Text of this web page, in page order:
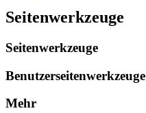
Seitenwerkzeuge
Seitenwerkzeuge
Benutzerseitenwerkzeuge
Mehr